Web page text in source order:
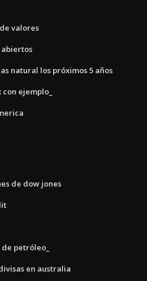
valores
abiertos
natural los próximos 5 años
ejemplo_
de dow jones
petróleo_
en australia